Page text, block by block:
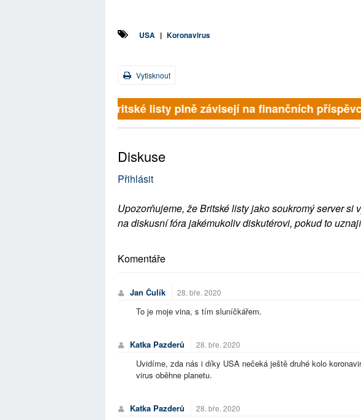
USA | Koronavirus
Vytisknout
Britské listy plně závisejí na finančních
Diskuse
Přihlásit
Upozorňujeme, že Britské listy jako soukromý server si
na diskusní fóra jakémukoliv diskutérovi, pokud to
Komentáře
Jan Čulík 28. bře. 2020
To je moje vina, s tím sluníčkářem.
Katka Pazderů 28. bře. 2020
Uvidíme, zda nás i díky USA nečeká ještě druhé kolo
virus oběhne planetu.
Katka Pazderů 28. bře. 2020